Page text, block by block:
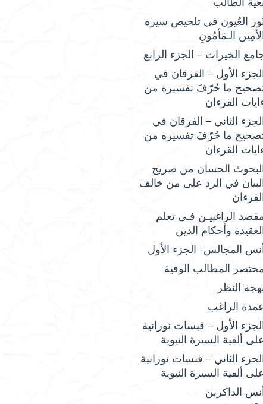
العُيون في تلخيص سيرة
الأمِين الـمَأمُونِ
الخيرات – الجزء الرابع
الأول – الفرقان في
ما حُرّفَ تفسيره من
القرءان
الجزء الثاني – الفرقان في
ما حُرّفَ تفسيره من
القرءان
البحوث الحسان من صريح
في الرد على من خالف
القرءان
الراغبيـن فـى تعلم
وأحكام الدين
أنس المجالس- الجزء الأول
المطالب الوفية
النظر
عمدة الراغب
الجزء الأول – قبسات نورانية
على ألفية السيرة النبوية
الجزء الثاني – قبسات نورانية
على ألفية السيرة النبوية
أنس الذاكرين